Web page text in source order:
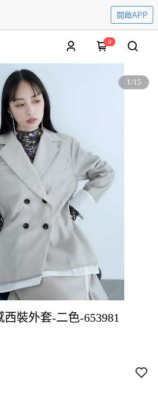
開啟APP
0
1/15
裝外套-二色-653981